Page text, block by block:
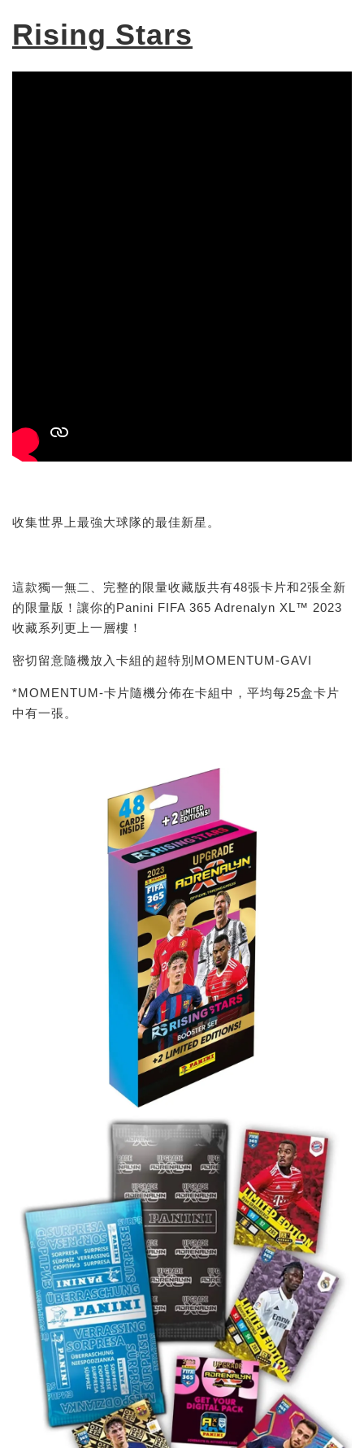
Rising Stars
收集世界上最強大球隊的最佳新星。
這款獨一無二、完整的限量收藏版共有48張卡片和2張全新
的限量版！讓你的Panini FIFA 365 Adrenalyn XL™ 2023
收藏系列更上一層樓！
密切留意隨機放入卡組的超特別MOMENTUM-GAVI
*MOMENTUM-卡片隨機分佈在卡組中，平均每25盒卡片
中有一張。